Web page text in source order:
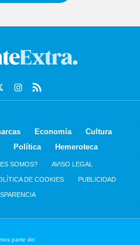
Economía
Cultura
Política Hemeroteca
SOMOS? AVISO LEGAL
DE COOKIES PUBLICIDAD
parte de: